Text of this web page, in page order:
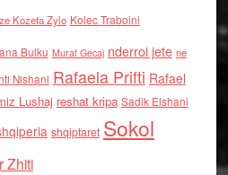
Kozeta Zylo Kolec Traboini
Bulku Murat Gecaj nderroi jete ne
Nishani Rafaela Prifti Rafael
Lushaj reshat kripa Sadik Elshani
shqiptaret Sokol
Zhiti